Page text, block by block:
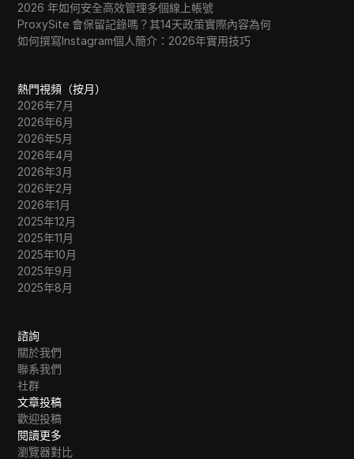
2026 年如何安全高效管理多個線上帳號
ProxySite 會保留記錄嗎？其14天政策實際內容為何
如何撰寫Instagram個人簡介：2026年實用技巧
熱門視頻（按月）
2026年7月
2026年6月
2026年5月
2026年4月
2026年3月
2026年2月
2026年1月
2025年12月
2025年11月
2025年10月
2025年9月
2025年8月
諮詢
關於我們
聯系我們
社群
文章投稿
歡迎投稿
閱讀更多
瀏覽器對比